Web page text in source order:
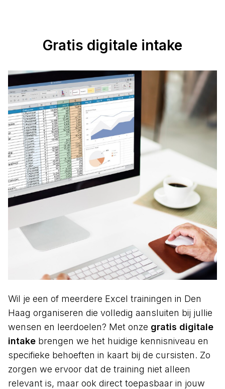
Gratis digitale intake
Wil je een of meerdere Excel trainingen in Den
Haag organiseren die volledig aansluiten bij jullie
wensen en leerdoelen? Met onze gratis digitale
intake brengen we het huidige kennisniveau en
specifieke behoeften in kaart bij de cursisten. Zo
zorgen we ervoor dat de training niet alleen
relevant is, maar ook direct toepasbaar in jouw